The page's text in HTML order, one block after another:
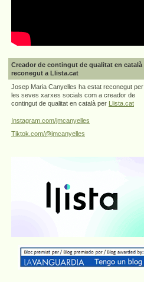
Creador de contingut de qualitat en català
reconegut a Llista.cat
Josep Maria Canyelles ha estat reconegut per
les seves xarxes socials com a creador de
contingut de qualitat en català per
Llista.cat
Instagram.com/jmcanyelles
Tiktok.com/@jmcanyelles